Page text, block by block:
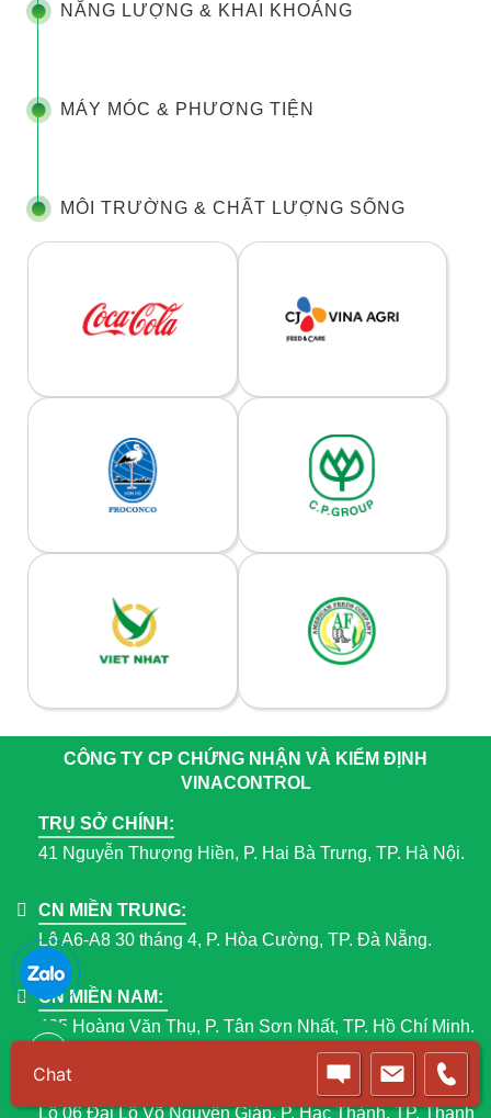
NĂNG LƯỢNG & KHAI KHOÁNG
MÁY MÓC & PHƯƠNG TIỆN
MÔI TRƯỜNG & CHẤT LƯỢNG SỐNG
CÔNG TY CP CHỨNG NHẬN VÀ KIỂM ĐỊNH
VINACONTROL
TRỤ SỞ CHÍNH:
41 Nguyễn Thượng Hiền, P. Hai Bà Trưng, TP. Hà Nội.
CN MIỀN TRUNG:
Lô A6-A8 30 tháng 4, P. Hòa Cường, TP. Đà Nẵng.
CN MIỀN NAM:
435 Hoàng Văn Thụ, P. Tân Sơn Nhất, TP. Hồ Chí Minh.
VP THANH HÓA:
Lô 06 Đại Lộ Võ Nguyên Giáp, P. Hạc Thành, TP. Thanh